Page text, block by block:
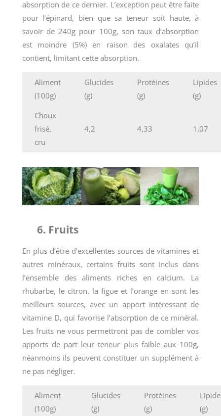
absorption de ce dernier. L’exception peut être faite
pour l’épinard, bien que sa teneur soit haute, à
savoir de 240g pour 100g, son taux d’absorption
est moindre (5%) en raison des oxalates qu’il
contient, limitant cette absorption.
Aliment
(100g)
Glucides
(g)
Protéines
(g)
Lipides
(g)
Choux
frisé,
cru
4,2 4,33 1,07
6. Fruits
En plus d’être d’excellentes sources de vitamines et
autres minéraux, certains fruits sont inclus dans
l’ensemble des aliments riches en calcium. La
rhubarbe, le citron, la figue et l’orange en sont les
meilleurs sources, avec un apport intéressant de
vitamine D, qui favorise l’absorption de ce minéral.
Les fruits ne vous permettront pas de combler vos
apports de part leur teneur plus faible aux 100g,
néanmoins ils peuvent constituer un supplément à
ne pas négliger.
Aliment
(100g)
Glucides
(g)
Protéines
(g)
(g)